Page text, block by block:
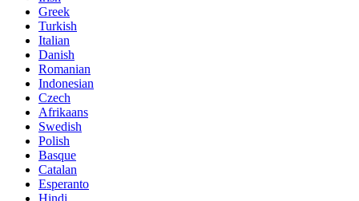
Greek
Turkish
Italian
Danish
Romanian
Indonesian
Czech
Afrikaans
Swedish
Polish
Basque
Catalan
Esperanto
Hindi